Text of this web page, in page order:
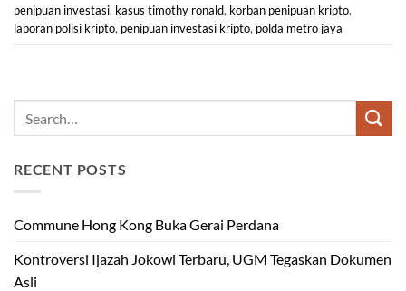
penipuan investasi, kasus timothy ronald, korban penipuan kripto,
laporan polisi kripto, penipuan investasi kripto, polda metro jaya
RECENT POSTS
Commune Hong Kong Buka Gerai Perdana
Kontroversi Ijazah Jokowi Terbaru, UGM Tegaskan Dokumen
Asli